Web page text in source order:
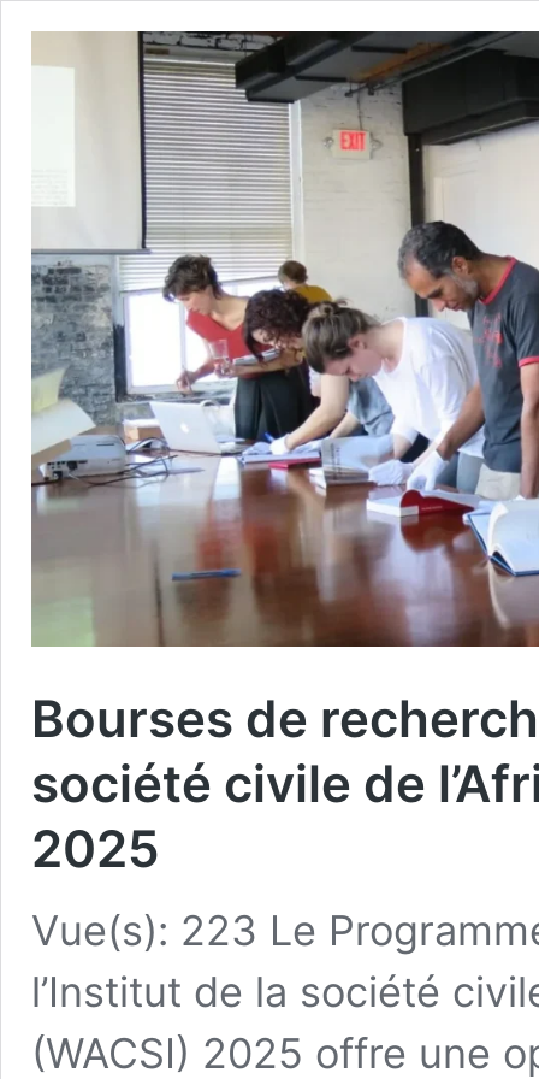
Bourses de
société civile de
2025
Vue(s): 223 Le
l’Institut de la société
(WACSI) 2025 offre une